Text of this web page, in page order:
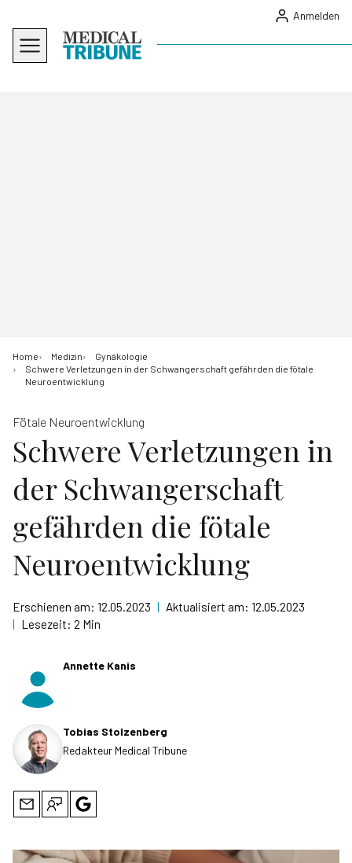
Anmelden
Home Medizin
Gynäkologie
Schwere Verletzungen in der Schwangerschaft gefährden die fötale
Neuroentwicklung
Fötale Neuroentwicklung
Schwere Verletzungen in
der Schwangerschaft
gefährden die fötale
Neuroentwicklung
Erschienen am: 12.05.2023 | Aktualisiert am: 12.05.2023
| Lesezeit: 2 Min
Annette Kanis
Tobias Stolzenberg
Redakteur Medical Tribune